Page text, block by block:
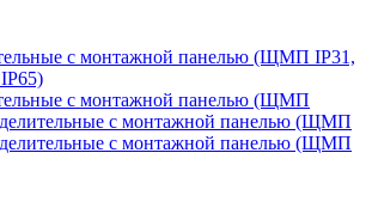
с монтажной панелью (ЩМП IP31,
с монтажной панелью (ЩМП
с монтажной панелью (ЩМП
с монтажной панелью (ЩМП